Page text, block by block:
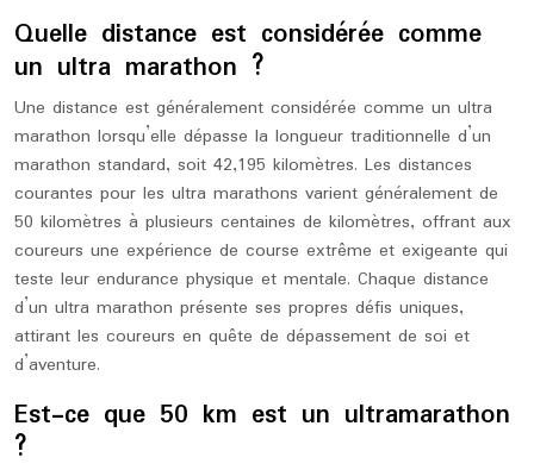
Quelle distance est considérée comme
un ultra marathon ?
Une distance est généralement considérée comme un ultra
marathon lorsqu’elle dépasse la longueur traditionnelle d’un
marathon standard, soit 42,195 kilomètres. Les distances
courantes pour les ultra marathons varient généralement de
50 kilomètres à plusieurs centaines de kilomètres, offrant aux
coureurs une expérience de course extrême et exigeante qui
teste leur endurance physique et mentale. Chaque distance
d’un ultra marathon présente ses propres défis uniques,
attirant les coureurs en quête de dépassement de soi et
d’aventure.
Est-ce que 50 km est un ultramarathon
?